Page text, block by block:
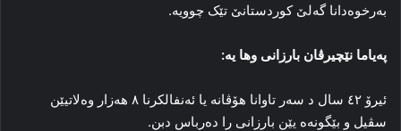
به‌رخوه‌دانا گه‌لێ کوردستانێ تێک چوویه‌.
په‌یاما نێچیرڤان بارزانی وها یه‌:
ئیرۆ ٤۲ سال د سه‌ر تاوانا هۆڤانه‌ یا ئه‌نفالکرنا ٨ هه‌زار وه‌لاتیێن
سڤیل و بێگونه‌ه یێن بارزانی را ده‌رباس دبن.